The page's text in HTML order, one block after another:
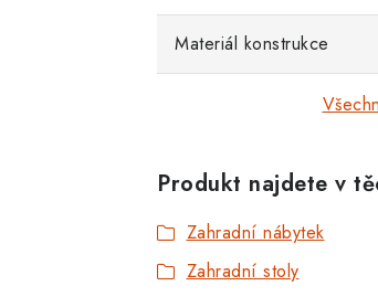
Materiál konstrukce
Produkt najdete v
Zahradní nábytek
Zahradní stoly